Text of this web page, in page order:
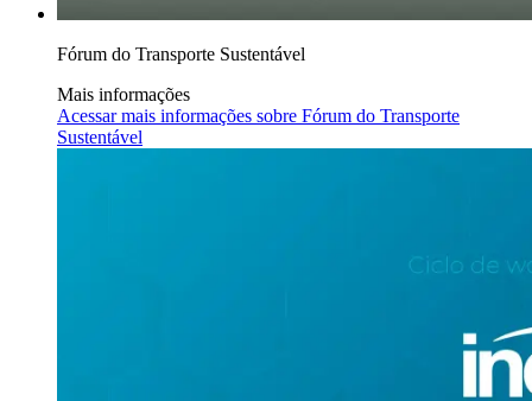
Fórum do Transporte Sustentável
Mais informações
Acessar mais informações sobre Fórum do Transporte
Sustentável